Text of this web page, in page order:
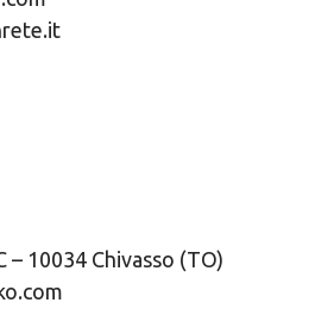
10034 Chivasso (TO)